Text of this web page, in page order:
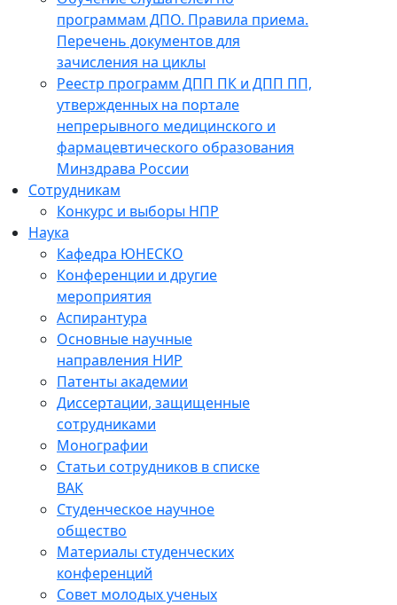
программам ДПО. Правила приема.
Перечень документов для
зачисления на циклы
Реестр программ ДПП ПК и ДПП ПП,
утвержденных на портале
непрерывного медицинского и
фармацевтического образования
Минздрава России
Сотрудникам
Конкурс и выборы НПР
Наука
Кафедра ЮНЕСКО
Конференции и другие
мероприятия
Аспирантура
Основные научные
направления НИР
Патенты академии
Диссертации, защищенные
сотрудниками
Монографии
Статьи сотрудников в списке
ВАК
Студенческое научное
общество
Материалы студенческих
конференций
Совет молодых ученых